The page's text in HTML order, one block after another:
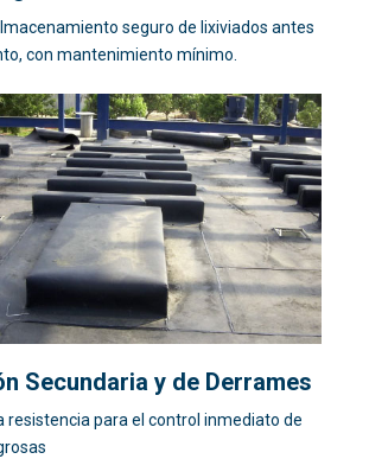
seguro de lixiviados antes
con mantenimiento mínimo.
Secundaria y de Derrames
resistencia para el control inmediato de